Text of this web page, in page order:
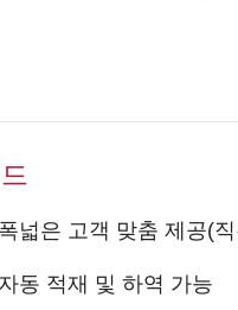
넓은 고객 맞춤 제공(
동 적재 및 하역 가능